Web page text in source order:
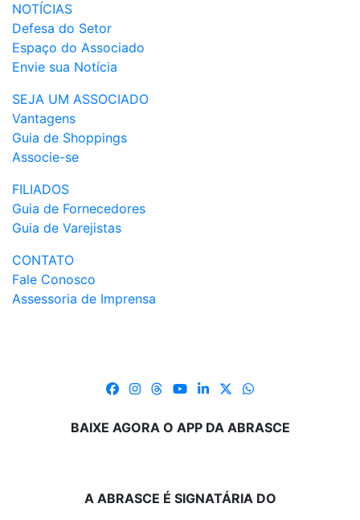
NOTÍCIAS
Defesa do Setor
Espaço do Associado
Envie sua Notícia
SEJA UM ASSOCIADO
Vantagens
Guia de Shoppings
Associe-se
FILIADOS
Guia de Fornecedores
Guia de Varejistas
CONTATO
Fale Conosco
Assessoria de Imprensa
BAIXE AGORA O APP DA ABRASCE
A ABRASCE É SIGNATÁRIA DO